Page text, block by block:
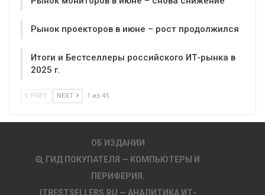
Рынок проекторов в июне – рост продолжился
Итоги и Бестселлеры российского ИТ-рынка в
2025 г.
PREV NEXT 1 из 45
ОБ ИЗДАНИИ
ГИД ПОКУПАТЕЛЯ — КОМПЬЮТЕРЫ И
ПЕРИФЕРИЯ.
ITBESTSELLERS.RU — АНАЛИТИКА ИТ-